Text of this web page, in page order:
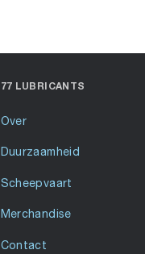
77 LUBRICANTS
Over
Duurzaamheid
Scheepvaart
Merchandise
Contact